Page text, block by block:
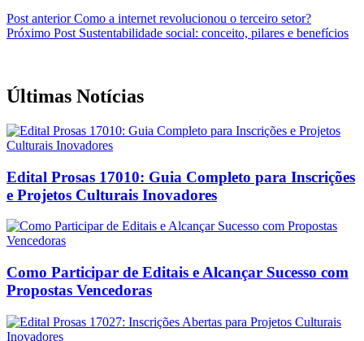
Post anteriorComo a internet revolucionou o terceiro setor?
Próximo Post Sustentabilidade social: conceito, pilares e benefícios
Últimas Notícias
Edital Prosas 17010: Guia Completo para Inscrições
e Projetos Culturais Inovadores
Como Participar de Editais e Alcançar Sucesso com
Propostas Vencedoras